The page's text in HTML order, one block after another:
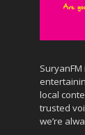
local
trusted
we’re